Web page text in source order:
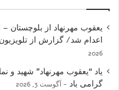
یعقوب مهرنهاد از بلوچستان
اعدام شد/ گزارش از
2026
یاد “یعقوب مهرنهاد” شهید و
گرامی باد
آگوست 3, 2026